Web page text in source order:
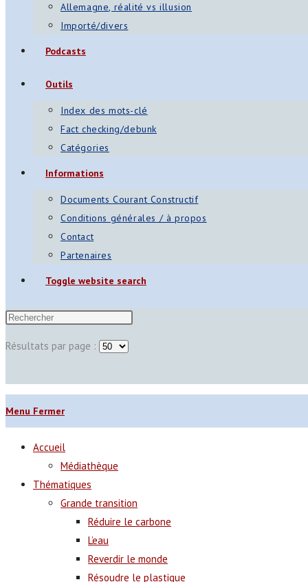
Allemagne, réalité vs illusion
Importé/divers
Podcasts
Outils
Index des mots-clé
Fact checking/debunk
Catégories
Informations
Documents Courant Constructif
Conditions générales / à propos
Contact
Partenaires
Toggle website search
Résultats par page :
Menu Fermer
Accueil
Médiathèque
Thématiques
Grande transition
Réduire le carbone
L’eau
Reverdir le monde
Résoudre le plastique